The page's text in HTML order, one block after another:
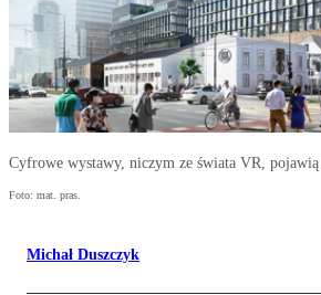
Cyfrowe wystawy, niczym ze świata VR,
Foto: mat. pras.
Michał Duszczyk